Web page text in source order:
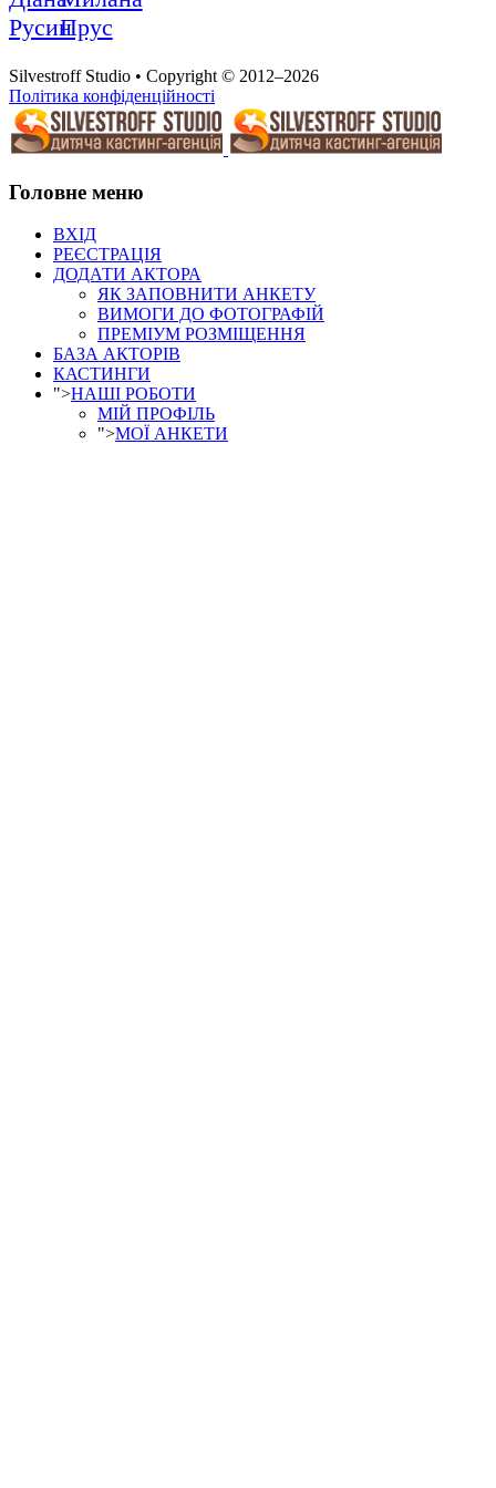
РусинПрус
Silvestroff Studio • Copyright © 2012–2026
Політика конфіденційності
Головне меню
ВХІД
РЕЄСТРАЦІЯ
ДОДАТИ АКТОРА
ЯК ЗАПОВНИТИ АНКЕТУ
ВИМОГИ ДО ФОТОГРАФІЙ
ПРЕМІУМ РОЗМІЩЕННЯ
БАЗА АКТОРІВ
КАСТИНГИ
">НАШІ РОБОТИ
МІЙ ПРОФІЛЬ
">МОЇ АНКЕТИ